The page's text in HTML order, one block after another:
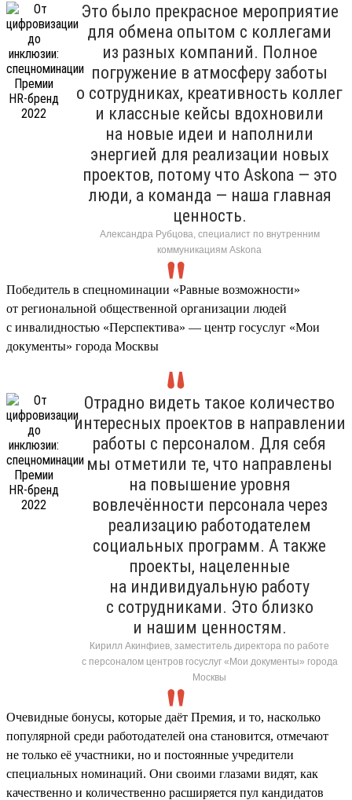
Это было прекрасное мероприятие
для обмена опытом с коллегами
из разных компаний. Полное
погружение в атмосферу заботы
о сотрудниках, креативность коллег
и классные кейсы вдохновили
на новые идеи и наполнили
энергией для реализации новых
проектов, потому что Askona — это
люди, а команда — наша главная
ценность.
Александра Рубцова, специалист по внутренним
коммуникациям Askona
Победитель в спецноминации «Равные возможности»
от региональной общественной организации людей
с инвалидностью «Перспектива» — центр госуслуг «Мои
документы» города Москвы
Отрадно видеть такое количество
интересных проектов в направлении
работы с персоналом. Для себя
мы отметили те, что направлены
на повышение уровня
вовлечённости персонала через
реализацию работодателем
социальных программ. А также
проекты, нацеленные
на индивидуальную работу
с сотрудниками. Это близко
и нашим ценностям.
Кирилл Акинфиев, заместитель директора по работе
с персоналом центров госуслуг «Мои документы» города
Москвы
Очевидные бонусы, которые даёт Премия, и то, насколько
популярной среди работодателей она становится, отмечают
не только её участники, но и постоянные учредители
специальных номинаций. Они своими глазами видят, как
качественно и количественно расширяется пул кандидатов